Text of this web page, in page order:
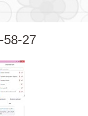
58-27